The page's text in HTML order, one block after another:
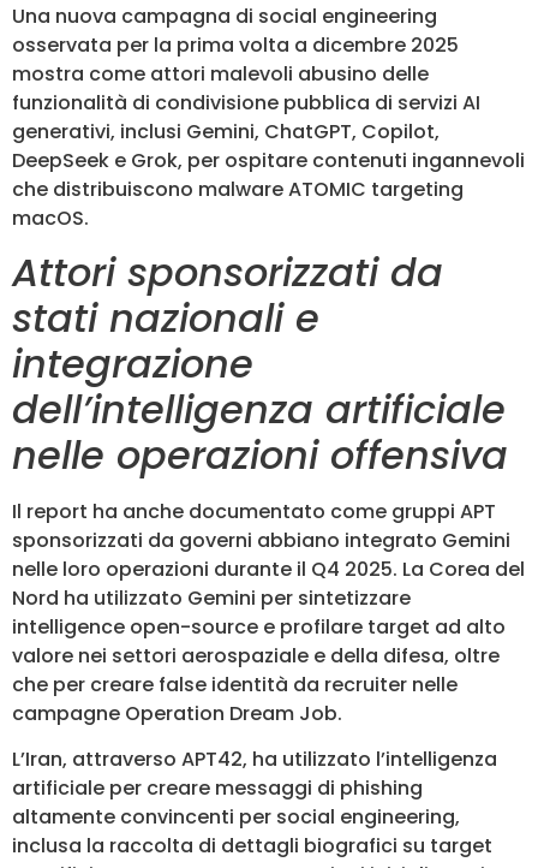
Una nuova campagna di social engineering
osservata per la prima volta a dicembre 2025
mostra come attori malevoli abusino delle
funzionalità di condivisione pubblica di servizi AI
generativi, inclusi Gemini, ChatGPT, Copilot,
DeepSeek e Grok, per ospitare contenuti ingannevoli
che distribuiscono malware ATOMIC targeting
macOS.
Attori sponsorizzati da
stati nazionali e
integrazione
dell’intelligenza artificiale
nelle operazioni offensiva
Il report ha anche documentato come gruppi APT
sponsorizzati da governi abbiano integrato Gemini
nelle loro operazioni durante il Q4 2025. La Corea del
Nord ha utilizzato Gemini per sintetizzare
intelligence open-source e profilare target ad alto
valore nei settori aerospaziale e della difesa, oltre
che per creare false identità da recruiter nelle
campagne Operation Dream Job.
L’Iran, attraverso APT42, ha utilizzato l’intelligenza
artificiale per creare messaggi di phishing
altamente convincenti per social engineering,
inclusa la raccolta di dettagli biografici su target